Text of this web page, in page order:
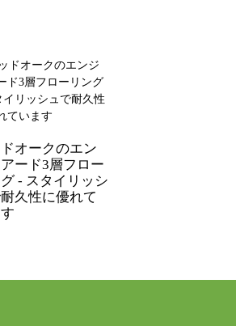
オークのエン
ード3層フロー
グ - スタイリッシ
久性に優れて